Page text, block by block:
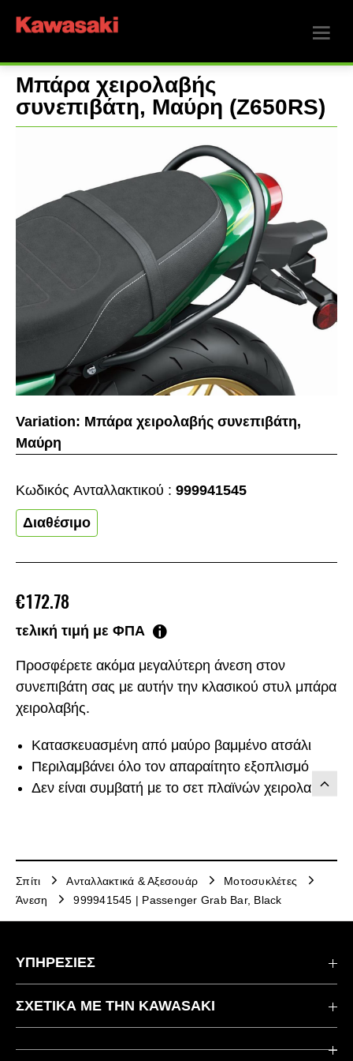
Μπάρα χειρολαβής
συνεπιβάτη, Μαύρη (Z650RS)
Προσφέρετε ακόμα μεγαλύτερη άνεση στον
συνεπιβάτη σας με αυτήν την κλασικού στυλ μπάρα
χειρολαβής.
Κατασκευασμένη από μαύρο βαμμένο ατσάλι
Περιλαμβάνει όλο τον απαραίτητο εξοπλισμό
Δεν είναι συμβατή με το σετ πλαϊνών χειρολαβών
€172.78
τελική τιμή με ΦΠΑ
Variation: Μπάρα χειρολαβής συνεπιβάτη,
Μαύρη
Κωδικός Aνταλλακτικού : 999941545
Διαθέσιμο
Σπίτι Ανταλλακτικά & Αξεσουάρ
Μοτοσυκλέτες
Άνεση
999941545 | Passenger Grab Bar, Black
ΥΠΗΡΕΣΙΕΣ
Επικοινωνήστε μαζί μας
ΣΧΕΤΙΚΆ ΜΕ ΤΗΝ KAWASAKI
Εταιρεία